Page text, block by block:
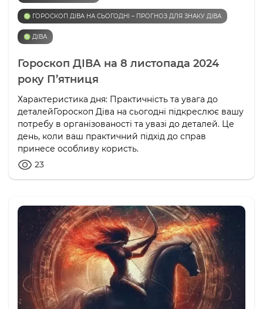
♍️ ГОРОСКОП ДІВА НА СЬОГОДНІ – ПРОГНОЗ ДЛЯ ЗНАКУ ДІВА
♍️ ДІВА
Гороскоп ДІВА на 8 листопада 2024
року П’ятниця
Характеристика дня: Практичність та увага до
деталейГороскоп Діва на сьогодні підкреслює вашу
потребу в організованості та увазі до деталей. Це
день, коли ваш практичний підхід до справ
принесе особливу користь.
23